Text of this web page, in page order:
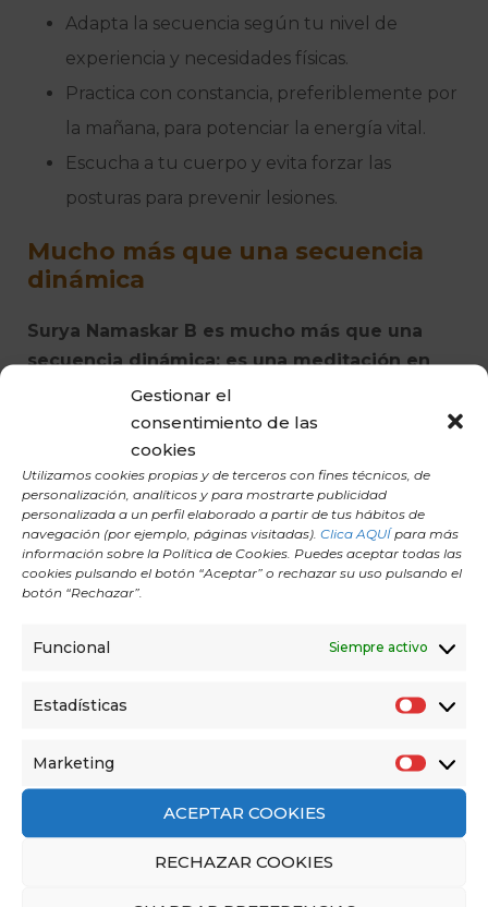
Gestionar el
consentimiento de las
cookies
Utilizamos cookies propias y de terceros con fines técnicos, de
personalización, analíticos y para mostrarte publicidad
personalizada a un perfil elaborado a partir de tus hábitos de
navegación (por ejemplo, páginas visitadas). Clica AQUÍpara más
información sobre la Política de Cookies. Puedes aceptar todas las
cookies pulsando el botón “Aceptar” o rechazar su uso pulsando el
botón “Rechazar”.
Funcional Siempre activo
Estadísticas
d
Marketing
r
ACEPTAR COOKIES
RECHAZAR COOKIES
Adapta la secuencia según tu nivel de
experiencia y necesidades físicas.
Practica con constancia, preferiblemente por
la mañana, para potenciar la energía vital.
Escucha a tu cuerpo y evita forzar las
posturas para prevenir lesiones.
Mucho más que una secuencia
dinámica
Surya Namaskar B es mucho más que una
secuencia dinámica; es una meditación en
movimiento que fortalece el cuerpo, aquieta
la mente y renueva la energía.
principiante o practicante avanzado, incorporar
esta poderosa serie a tu rutina de yoga te
ayudará a transformar tu bienestar físico y
mental. ¡Anímate a practicar y siente su impacto
en tu vida diaria!
nuestra web para obtener más información
olvides explorar nuestro
para descubrir
artículos interesantes sobre yoga y salud.